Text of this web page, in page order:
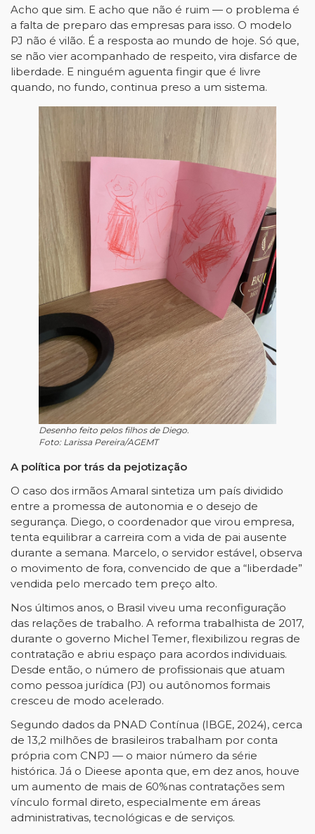
Acho que sim. E acho que não é ruim — o problema é
a falta de preparo das empresas para isso. O modelo
PJ não é vilão. É a resposta ao mundo de hoje. Só que,
se não vier acompanhado de respeito, vira disfarce de
liberdade. E ninguém aguenta fingir que é livre
quando, no fundo, continua preso a um sistema.
Desenho feito pelos filhos de Diego.
Foto: Larissa Pereira/AGEMT
A política por trás da pejotização
O caso dos irmãos Amaral sintetiza um país dividido
entre a promessa de autonomia e o desejo de
segurança. Diego, o coordenador que virou empresa,
tenta equilibrar a carreira com a vida de pai ausente
durante a semana. Marcelo, o servidor estável, observa
o movimento de fora, convencido de que a “liberdade”
vendida pelo mercado tem preço alto.
Nos últimos anos, o Brasil viveu uma reconfiguração
das relações de trabalho. A reforma trabalhista de 2017,
durante o governo Michel Temer, flexibilizou regras de
contratação e abriu espaço para acordos individuais.
Desde então, o número de profissionais que atuam
como pessoa jurídica (PJ) ou autônomos formais
cresceu de modo acelerado.
Segundo dados da PNAD Contínua (IBGE, 2024), cerca
de 13,2 milhões de brasileiros trabalham por conta
própria com CNPJ — o maior número da série
histórica. Já o Dieese aponta que, em dez anos, houve
um aumento de mais de 60%nas contratações sem
vínculo formal direto, especialmente em áreas
administrativas, tecnológicas e de serviços.